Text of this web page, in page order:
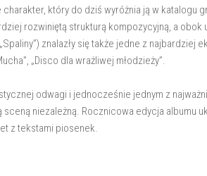
który do dziś wyróżnia ją w katalogu
rozwiniętą strukturą kompozycyjną, a obok
znalazły się także jedne z najbardziej
„Disco dla wrażliwej młodzieży”.
odwagi i jednocześnie jednym z
niezależną. Rocznicowa edycja albumu
z tekstami piosenek.